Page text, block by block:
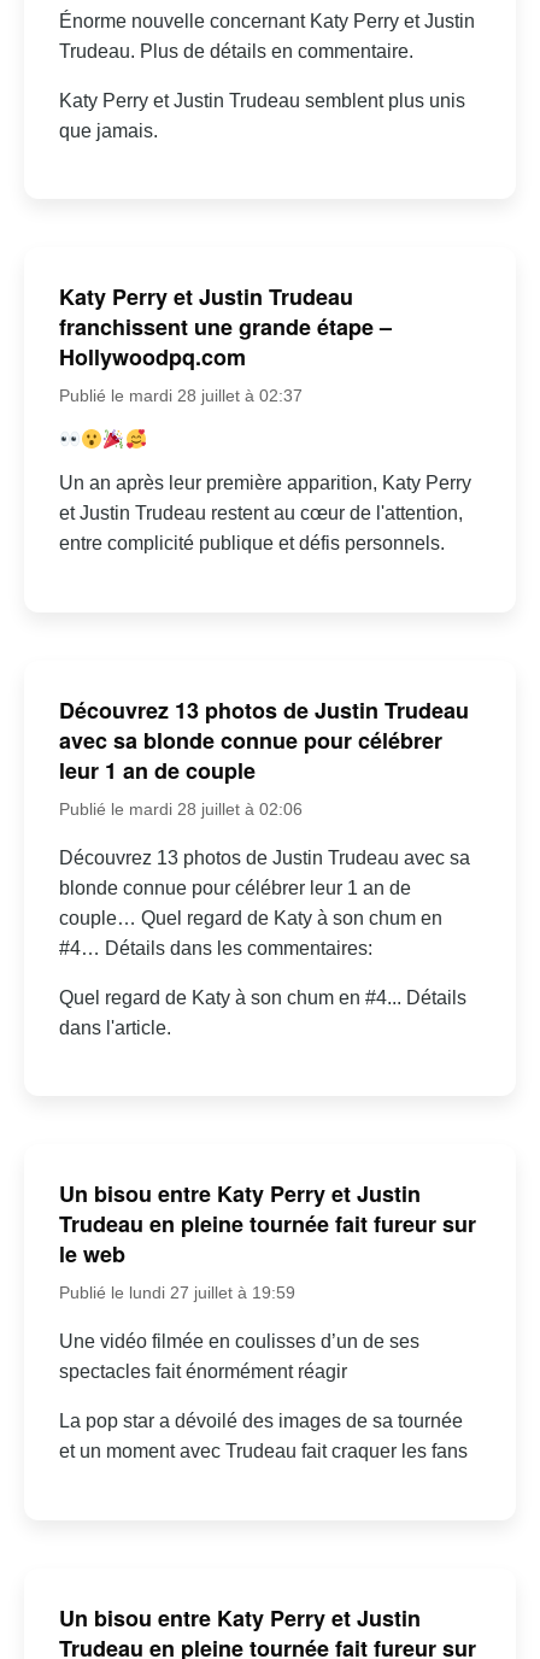
Énorme nouvelle concernant Katy Perry et Justin
Trudeau. Plus de détails en commentaire.
Katy Perry et Justin Trudeau semblent plus unis
que jamais.
Katy Perry et Justin Trudeau
franchissent une grande étape –
Hollywoodpq.com
Publié le mardi 28 juillet à 02:37
Un an après leur première apparition, Katy Perry
et Justin Trudeau restent au cœur de l'attention,
entre complicité publique et défis personnels.
Découvrez 13 photos de Justin Trudeau
avec sa blonde connue pour célébrer
leur 1 an de couple
Publié le mardi 28 juillet à 02:06
Découvrez 13 photos de Justin Trudeau avec sa
blonde connue pour célébrer leur 1 an de
couple… Quel regard de Katy à son chum en
#4… Détails dans les commentaires:
Quel regard de Katy à son chum en #4... Détails
dans l'article.
Un bisou entre Katy Perry et Justin
Trudeau en pleine tournée fait fureur sur
le web
Publié le lundi 27 juillet à 19:59
Une vidéo filmée en coulisses d’un de ses
spectacles fait énormément réagir
La pop star a dévoilé des images de sa tournée
et un moment avec Trudeau fait craquer les fans
Un bisou entre Katy Perry et Justin
Trudeau en pleine tournée fait fureur sur